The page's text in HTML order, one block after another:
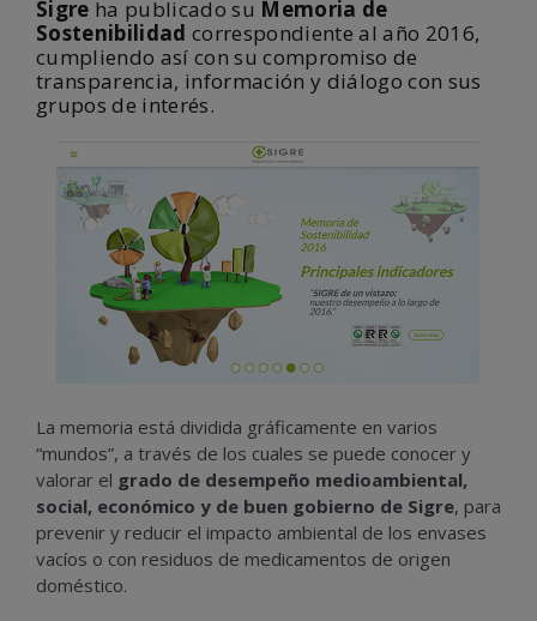
Sigre ha publicado su Memoria de
Sostenibilidad correspondiente al año 2016,
cumpliendo así con su compromiso de
transparencia, información y diálogo con sus
grupos de interés.
La memoria está dividida gráficamente en varios
“mundos”, a través de los cuales se puede conocer y
valorar el grado de desempeño medioambiental,
social, económico y de buen gobierno de Sigre, para
prevenir y reducir el impacto ambiental de los envases
vacíos o con residuos de medicamentos de origen
doméstico.